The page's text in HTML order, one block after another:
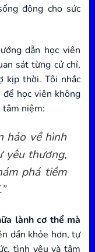
động cho sức
dẫn học viên
sát từng cử chỉ,
kịp thời. Tôi nhắc
học viên không
tâm niệm:
hảo về hình
yêu thương,
phá tiềm
lành cơ thể mà
dần khỏe hơn, tự
tình yêu và tâm